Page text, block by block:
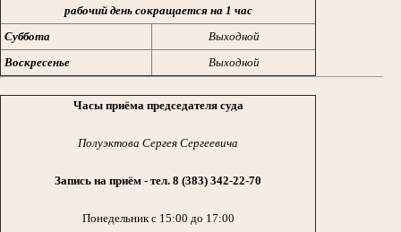
рабочий день сокращается на 1 час
Суббота
Выходной
Воскресенье
Выходной
Часы приёма председателя суда
Полуэктова Сергея Сергеевича
Запись на приём - тел. 8 (383) 342-22-70
Понедельник с 15:00 до 17:00